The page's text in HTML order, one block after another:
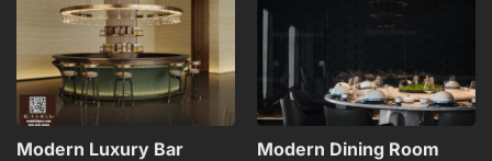
Modern Luxury Bar
Modern Dining Room